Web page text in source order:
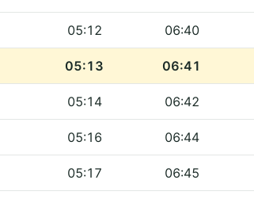
05:12 06:40
05:13 06:41
05:14 06:42
05:16 06:44
05:17 06:45